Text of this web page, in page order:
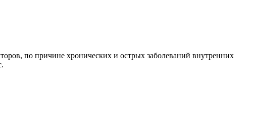
по причине хронических и острых заболеваний внутренних